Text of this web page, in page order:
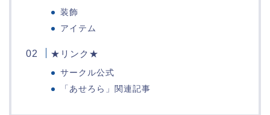
装飾
アイテム
★リンク★
サークル公式
「あせろら」関連記事